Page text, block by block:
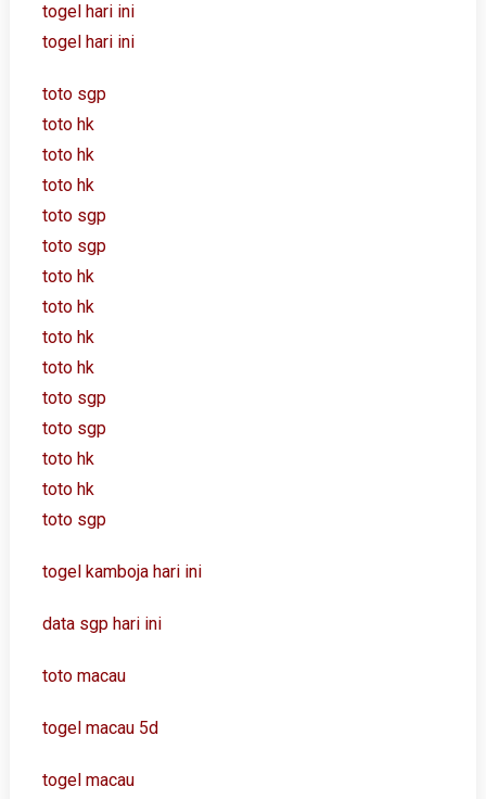
togel hari ini
togel hari ini
toto sgp
toto hk
toto hk
toto hk
toto sgp
toto sgp
toto hk
toto hk
toto hk
toto hk
toto sgp
toto sgp
toto hk
toto hk
toto sgp
togel kamboja hari ini
data sgp hari ini
toto macau
togel macau 5d
togel macau